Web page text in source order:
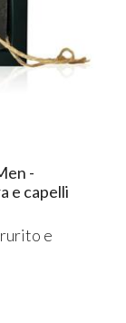
-
e capelli
e